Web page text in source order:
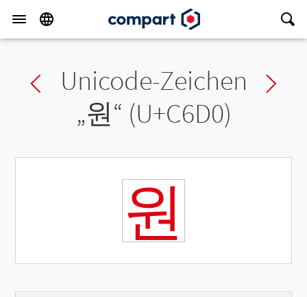
Previous char
Unicode-Zeichen
„원“ (U+C6D0)
원